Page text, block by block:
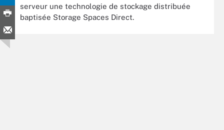
serveur une technologie de stockage distribuée
baptisée Storage Spaces Direct.